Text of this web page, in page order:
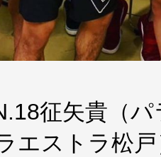
征矢貴（
エストラ松